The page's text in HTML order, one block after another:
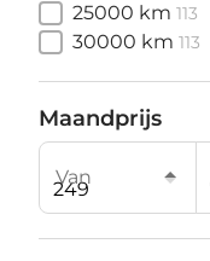
25000 km 113
30000 km 113
Maandprijs
Van